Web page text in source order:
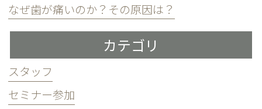
なぜ歯が痛いのか？その原因は？
カテゴリ
スタッフ
セミナー参加